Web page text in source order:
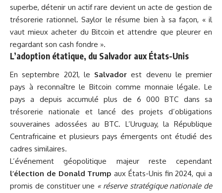
superbe, détenir un actif rare devient un acte de gestion de
trésorerie rationnel. Saylor le résume bien à sa façon, « il
vaut mieux acheter du Bitcoin et attendre que pleurer en
regardant son cash fondre ».
L’adoption étatique, du Salvador aux États-Unis
En septembre 2021, le Salvador est devenu le premier
pays à reconnaître le Bitcoin comme monnaie légale. Le
pays a depuis accumulé plus de 6 000 BTC dans sa
trésorerie nationale et lancé des projets d’obligations
souveraines adossées au BTC. L’Uruguay, la République
Centrafricaine et plusieurs pays émergents ont étudié des
cadres similaires.
L’événement géopolitique majeur reste cependant
l’élection de Donald Trump aux États-Unis fin 2024, qui a
promis de constituer une « réserve stratégique nationale de